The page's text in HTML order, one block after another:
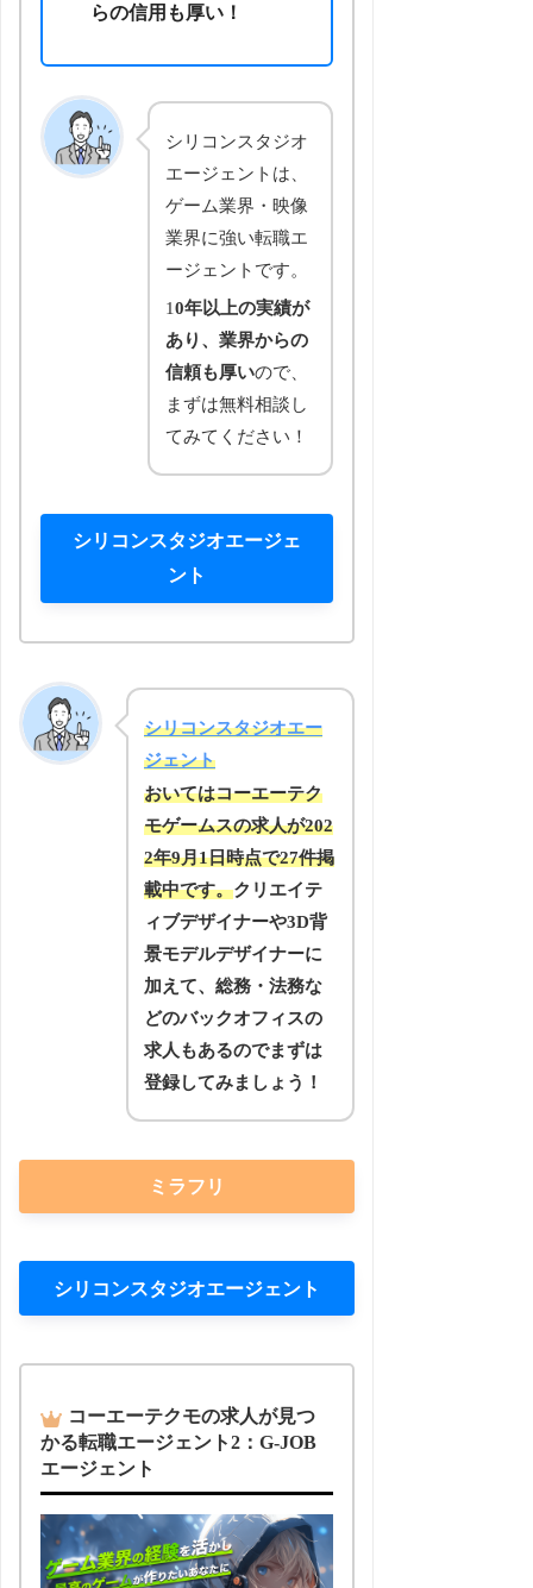
らの信用も厚い！
シリコンスタジオ
エージェントは、
ゲーム業界・映像
業界に強い転職エ
ージェントです。
10年以上の実績が
あり、業界からの
信頼も厚いので、
まずは無料相談し
てみてください！
シリコンスタジオエージェ
ント
シリコンスタジオエー
ジェント
おいてはコーエーテク
モゲームスの求人が202
2年9月1日時点で27件掲
載中です。クリエイテ
ィブデザイナーや3D背
景モデルデザイナーに
加えて、総務・法務な
どのバックオフィスの
求人もあるのでまずは
登録してみましょう！
ミラフリ
シリコンスタジオエージェント
コーエーテクモの求人が見つ
かる転職エージェント2：G-JOB
エージェント